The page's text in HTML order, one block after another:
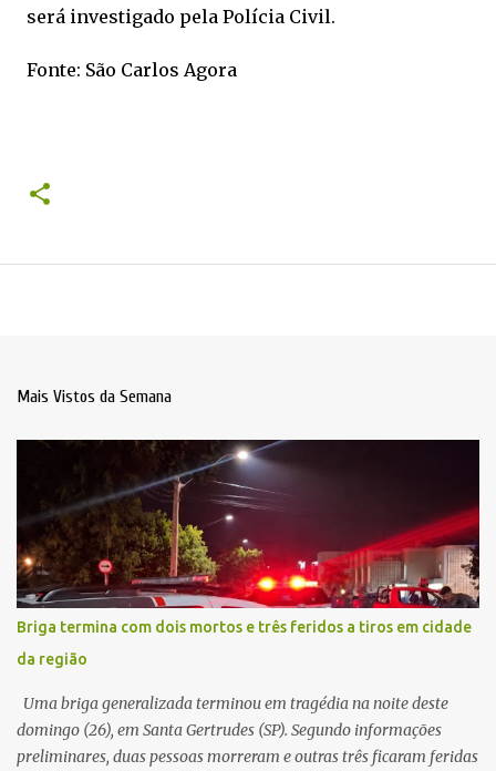
será investigado pela Polícia Civil.
Fonte: São Carlos Agora
Mais Vistos da Semana
Briga termina com dois mortos e três feridos a tiros em cidade
da região
Uma briga generalizada terminou em tragédia na noite deste
domingo (26), em Santa Gertrudes (SP). Segundo informações
preliminares, duas pessoas morreram e outras três ficaram feridas